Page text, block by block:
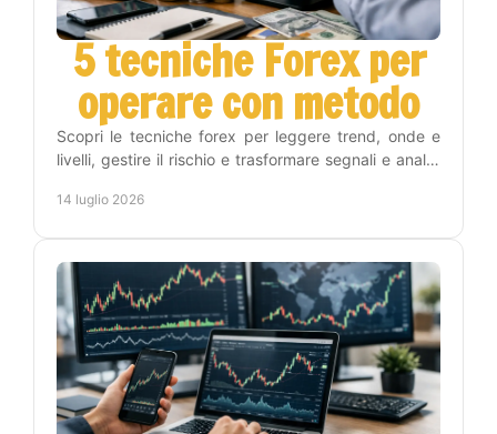
5 tecniche Forex per
operare con metodo
Scopri le tecniche forex per leggere trend, onde e
livelli, gestire il rischio e trasformare segnali e analisi
14 luglio 2026